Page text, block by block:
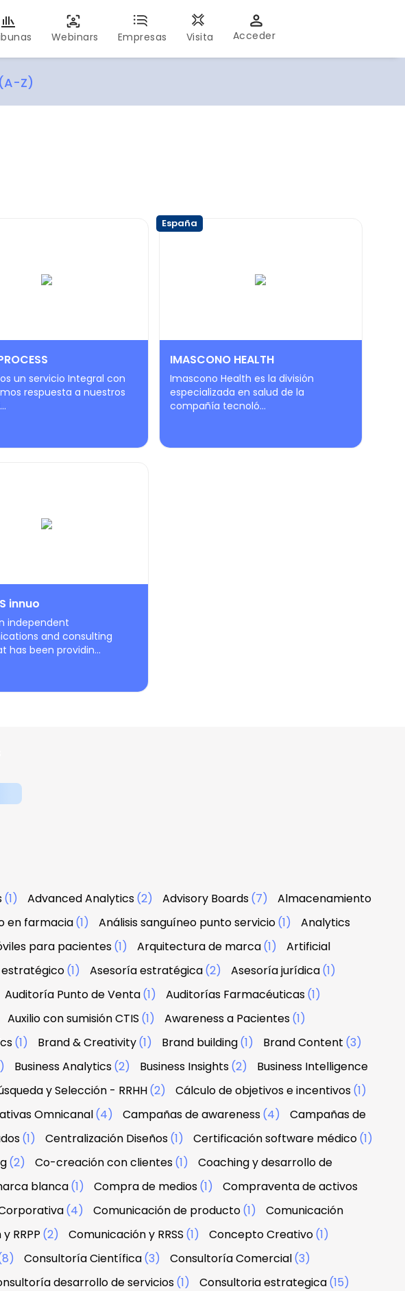
Webinars Empresas Visita Acceder
(A-Z)
un servicio Integral con
respuesta a nuestros
España
IMASCONO HEALTH
Imascono Health es la división
especializada en salud de la
compañía tecnoló...
innuo
independent
and consulting
has been providin...
(1) Advanced Analytics(2) Advisory Boards(7)
Almacenamiento
en farmacia(1) Análisis sanguíneo punto servicio(1)
Analytics
para pacientes(1) Arquitectura de marca(1)
Artificial
(1) Asesoría estratégica(2) Asesoría jurídica(1)
Auditoría Punto de Venta(1) Auditorías Farmacéuticas(1)
Auxilio con sumisión CTIS (1) Awareness a Pacientes(1)
(1) Brand & Creativity(1) Brand building(1) Brand Content (3)
Business Analytics(2) Business Insights(2)
Business Intelligence
y Selección - RRHH(2) Cálculo de objetivos e incentivos(1)
Omnicanal(4) Campañas de awareness(4)
Campañas de
(1) Centralización Diseños(1) Certificación software médico(1)
(2) Co-creación con clientes(1)
Coaching y desarrollo de
blanca(1) Compra de medios(1)
Compraventa de activos
(4) Comunicación de producto(1)
Comunicación
RRPP (2) Comunicación y RRSS (1) Concepto Creativo(1)
Consultoría Científica(3) Consultoría Comercial(3)
desarrollo de servicios(1) Consultoria estrategica(15)